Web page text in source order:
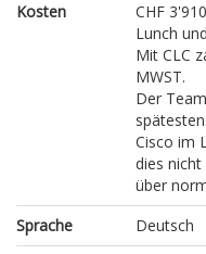
Kosten
CHF
Lunch
Mit CLC
MWST.
Der
Cisco im
dies
über
Sprache
Deutsch